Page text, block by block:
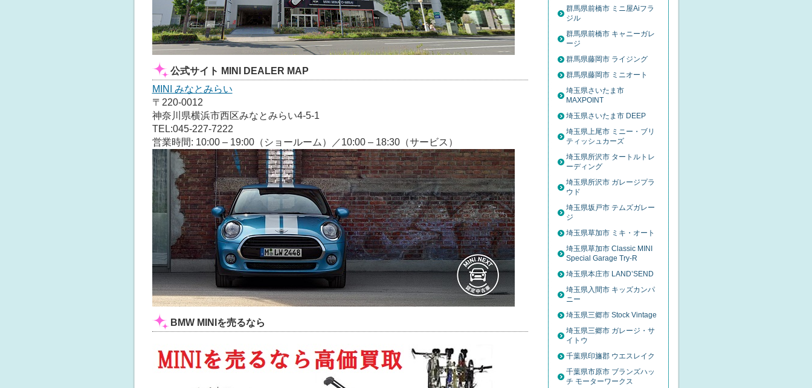
公式サイト MINI DEALER MAP
MINI みなとみらい
〒220-0012
神奈川県横浜市西区みなとみらい4-5-1
TEL:045-227-7222
営業時間: 10:00 – 19:00（ショールーム）／10:00 – 18:30（サービス）
BMW MINIを売るなら
群馬県前橋市 ミニ屋Aiフラ
ジル
群馬県前橋市 キャニーガレ
ージ
群馬県藤岡市 ライジング
群馬県藤岡市 ミニオート
埼玉県さいたま市
MAXPOINT
埼玉県さいたま市 DEEP
埼玉県上尾市 ミニー・ブリ
ティッシュカーズ
埼玉県所沢市 タートルトレ
ーディング
埼玉県所沢市 ガレージプラ
ウド
埼玉県坂戸市 テムズガレー
ジ
埼玉県草加市 ミキ・オート
埼玉県草加市 Classic MINI
Special Garage Try-R
埼玉県本庄市 LAND’SEND
埼玉県入間市 キッズカンパ
ニー
埼玉県三郷市 Stock Vintage
埼玉県三郷市 ガレージ・サ
イトウ
千葉県印旛郡 ウエスレイク
千葉県市原市 ブランズハッ
チ モーターワークス